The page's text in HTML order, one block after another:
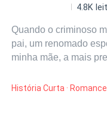
4.8K
Quando o criminoso
pai, um renomado
minha mãe, a mais
competição. O
meu pai e estava
História Curta · Romance